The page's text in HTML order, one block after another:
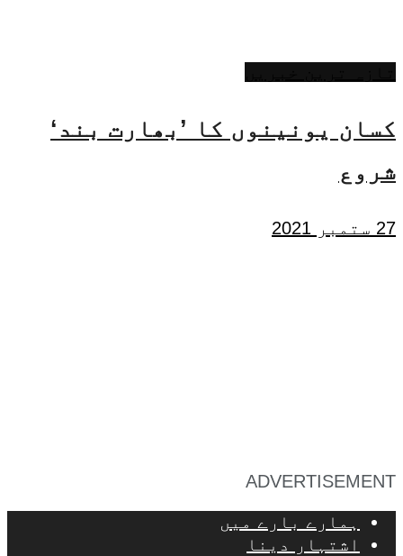
کسان یونینوں کا ’بھارت بند‘
شروع
27 ستمبر 2021
ADVERTISEMENT
ہمارے بارے میں
اشتہار دینا